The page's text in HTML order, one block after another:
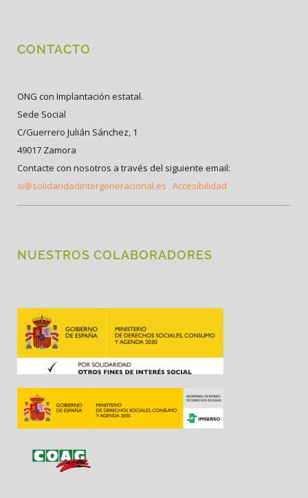
CONTACTO
ONG con Implantación estatal.
Sede Social
C/Guerrero Julián Sánchez, 1
49017 Zamora
Contacte con nosotros a través del siguiente email:
si@solidaridadintergeneracional.es Accesibilidad
NUESTROS COLABORADORES